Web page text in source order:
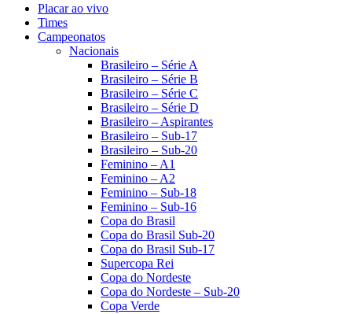
Placar ao vivo
Times
Campeonatos
Nacionais
Brasileiro – Série A
Brasileiro – Série B
Brasileiro – Série C
Brasileiro – Série D
Brasileiro – Aspirantes
Brasileiro – Sub-17
Brasileiro – Sub-20
Feminino – A1
Feminino – A2
Feminino – Sub-18
Feminino – Sub-16
Copa do Brasil
Copa do Brasil Sub-20
Copa do Brasil Sub-17
Supercopa Rei
Copa do Nordeste
Copa do Nordeste – Sub-20
Copa Verde